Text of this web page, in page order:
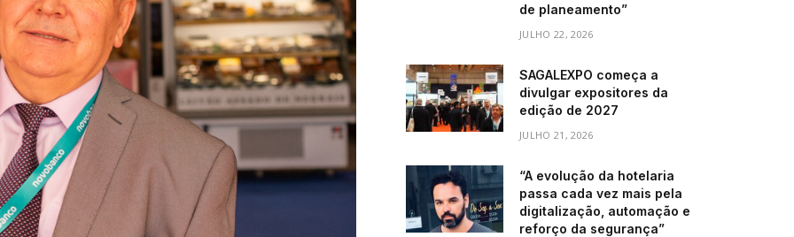
de planeamento”
JULHO 22, 2026
SAGALEXPO começa a
divulgar expositores da
edição de 2027
JULHO 21, 2026
“A evolução da hotelaria
passa cada vez mais pela
digitalização, automação e
reforço da segurança”